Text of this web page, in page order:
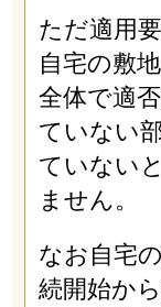
ただ適用
自宅の敷
全体で適
ていない
ていない
ません。
なお自宅
続開始か